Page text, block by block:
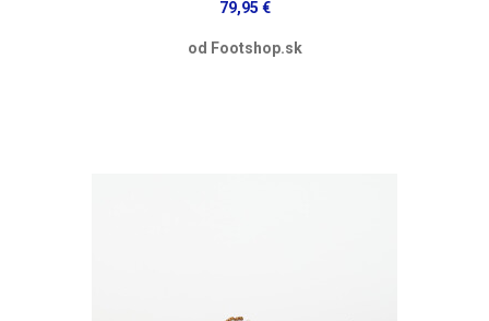
79,95 €
od Footshop.sk